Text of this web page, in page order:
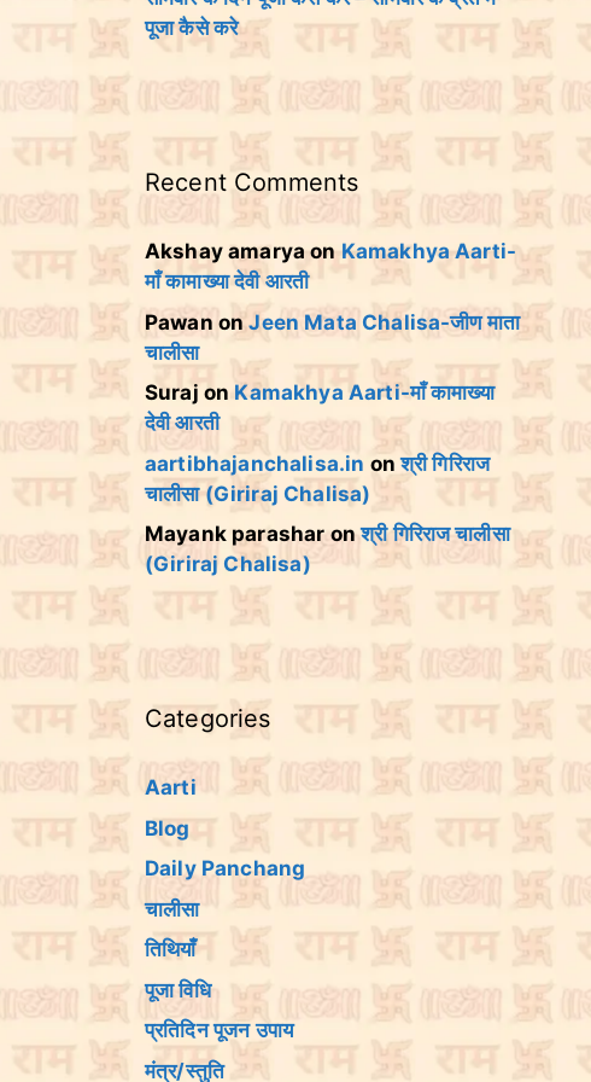
पूजा कैसे करे
Recent Comments
Akshay amaryaonKamakhya Aarti-
माँ कामाख्या देवी आरती
Pawan onJeen Mata Chalisa-जीण माता
चालीसा
Suraj on Kamakhya Aarti-माँ कामाख्या
देवी आरती
aartibhajanchalisa.in onश्री गिरिराज
चालीसा (Giriraj Chalisa)
Mayank parasharonश्री गिरिराज चालीसा
(Giriraj Chalisa)
Categories
Aarti
Blog
Daily Panchang
चालीसा
तिथियांँ
पूजा विधि
प्रतिदिन पूजन उपाय
मंत्र/स्तुति